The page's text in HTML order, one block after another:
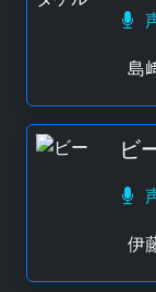
島
ビ
伊